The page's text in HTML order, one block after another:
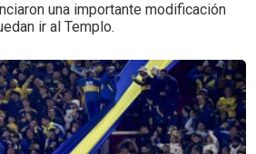
una importante modificación
ir al Templo.